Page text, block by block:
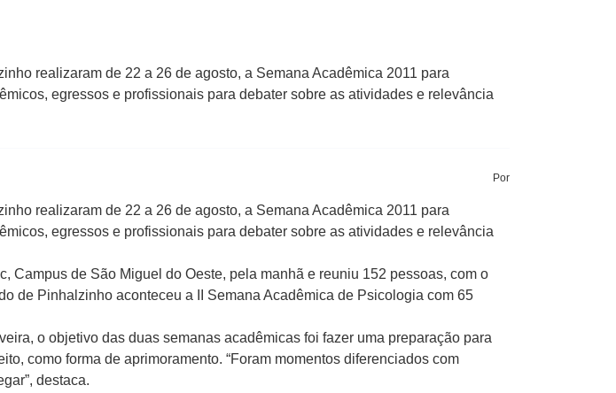
realizaram de 22 a 26 de agosto, a Semana Acadêmica 2011 para
egressos e profissionais para debater sobre as atividades e relevância
Por
realizaram de 22 a 26 de agosto, a Semana Acadêmica 2011 para
egressos e profissionais para debater sobre as atividades e relevância
de São Miguel do Oeste, pela manhã e reuniu 152 pessoas, com o
de Pinhalzinho aconteceu a II Semana Acadêmica de Psicologia com 65
o objetivo das duas semanas acadêmicas foi fazer uma preparação para
como forma de aprimoramento. “Foram momentos diferenciados com
destaca.